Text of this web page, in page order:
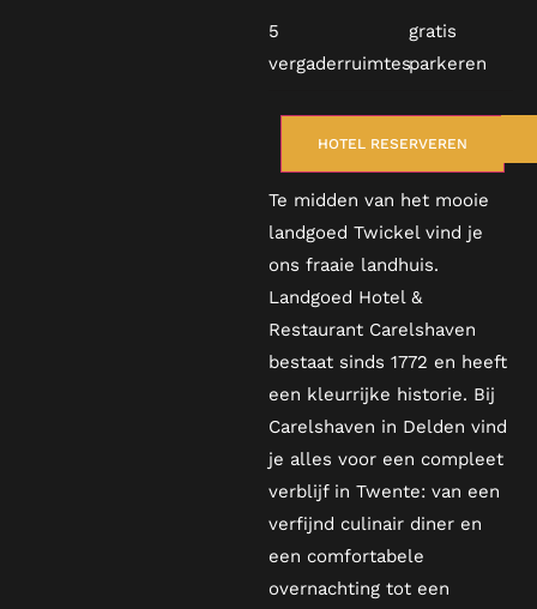
5
vergaderruimtes
gratis
parkeren
HOTEL RESERVEREN
Te midden van het mooie
landgoed Twickel vind je
ons fraaie landhuis.
Landgoed Hotel &
Restaurant Carelshaven
bestaat sinds 1772 en heeft
een kleurrijke historie. Bij
Carelshaven in Delden vind
je alles voor een compleet
verblijf in Twente: van een
verfijnd culinair diner en
een comfortabele
overnachting tot een